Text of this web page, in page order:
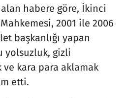
alan habere göre, İkinci
2001 ile 2006
başkanlığı yapan
yolsuzluk, gizli
kara para aklamak
etti.